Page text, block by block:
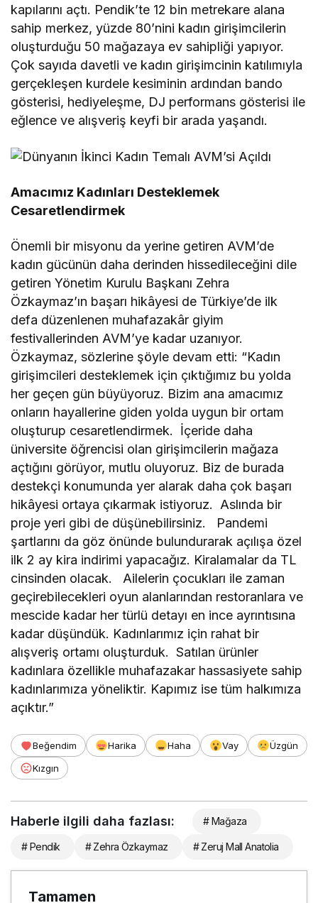
kapılarını açtı. Pendik’te 12 bin metrekare alana
sahip merkez, yüzde 80’nini kadın girişimcilerin
oluşturduğu 50 mağazaya ev sahipliği yapıyor.
Çok sayıda davetli ve kadın girişimcinin katılımıyla
gerçekleşen kurdele kesiminin ardından bando
gösterisi, hediyeleşme, DJ performans gösterisi ile
eğlence ve alışveriş keyfi bir arada yaşandı.
Amacımız Kadınları Desteklemek
Cesaretlendirmek
Önemli bir misyonu da yerine getiren AVM’de
kadın gücünün daha derinden hissedileceğini dile
getiren Yönetim Kurulu Başkanı Zehra
Özkaymaz’ın başarı hikâyesi de Türkiye’de ilk
defa düzenlenen muhafazakâr giyim
festivallerinden AVM’ye kadar uzanıyor.
Özkaymaz, sözlerine şöyle devam etti: “Kadın
girişimcileri desteklemek için çıktığımız bu yolda
her geçen gün büyüyoruz. Bizim ana amacımız
onların hayallerine giden yolda uygun bir ortam
oluşturup cesaretlendirmek. İçeride daha
üniversite öğrencisi olan girişimcilerin mağaza
açtığını görüyor, mutlu oluyoruz. Biz de burada
destekçi konumunda yer alarak daha çok başarı
hikâyesi ortaya çıkarmak istiyoruz. Aslında bir
proje yeri gibi de düşünebilirsiniz. Pandemi
şartlarını da göz önünde bulundurarak açılışa özel
ilk 2 ay kira indirimi yapacağız. Kiralamalar da TL
cinsinden olacak. Ailelerin çocukları ile zaman
geçirebilecekleri oyun alanlarından restoranlara ve
mescide kadar her türlü detayı en ince ayrıntısına
kadar düşündük. Kadınlarımız için rahat bir
alışveriş ortamı oluşturduk. Satılan ürünler
kadınlara özellikle muhafazakar hassasiyete sahip
kadınlarımıza yöneliktir. Kapımız ise tüm halkımıza
açıktır.”
Beğendim Harika Haha Vay
Üzgün
Kızgın
Haberle ilgili daha fazlası: # Mağaza
# Pendik # Zehra Özkaymaz # Zeruj Mall Anatolia
Tamamen